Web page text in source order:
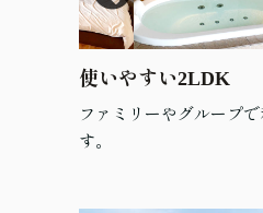
使いやすい2LDK
ファミリーやグループ
す。